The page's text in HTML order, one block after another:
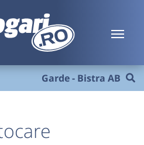
Garde - Bistra AB